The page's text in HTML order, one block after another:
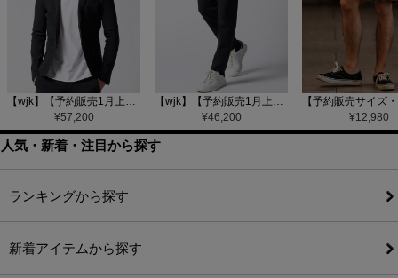
【wjk】【予約販売1月上旬～中旬入荷】function knit jacket(jacquard check) ニットジャケット(207 mw08j)
¥57,200
【wjk】【予約販売1月上旬～中旬入荷】function knit easy slacks(jacquard check) ニットイージーパンツ(504 mw08j)
¥46,200 ¥12,980
人気・新着・注目から探す
ランキングから探す
新着アイテムから探す